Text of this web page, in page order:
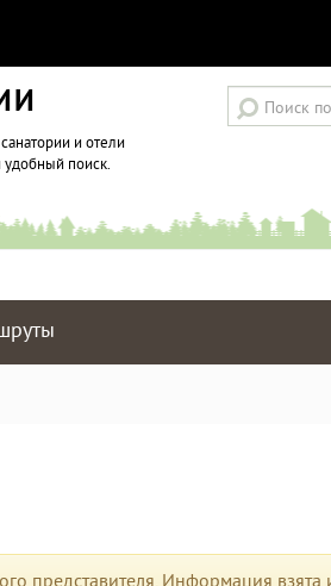
и отели
удобный поиск.